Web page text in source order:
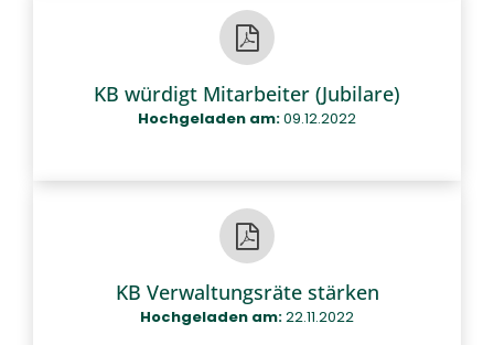
KB würdigt Mitarbeiter (Jubilare)
Hochgeladen am:09.12.2022
KB Verwaltungsräte stärken
Hochgeladen am:22.11.2022